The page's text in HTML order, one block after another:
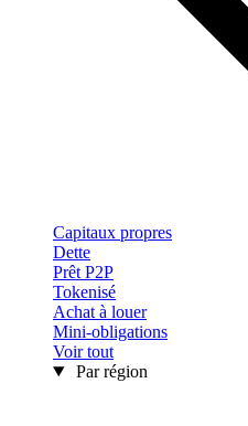
Capitaux propres
Dette
Prêt P2P
Tokenisé
Achat à louer
Mini-obligations
Voir tout
Par région